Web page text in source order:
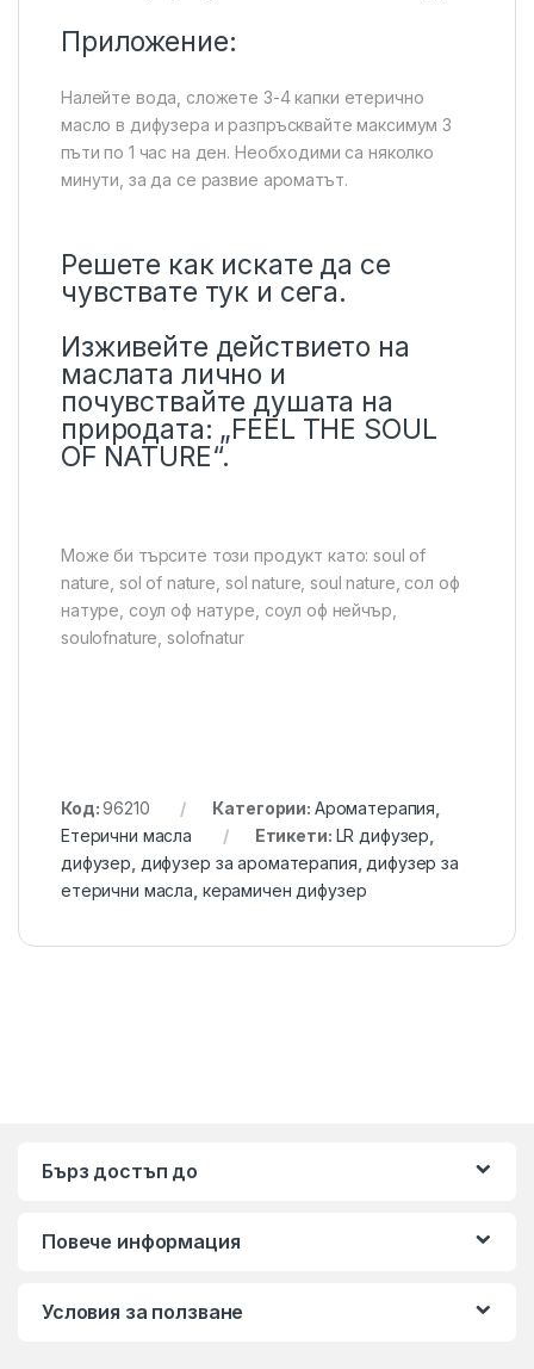
Приложение:
Налейте вода, сложете 3-4 капки етерично
масло в дифузера и разпръсквайте максимум 3
пъти по 1 час на ден. Необходими са няколко
минути, за да се развие ароматът.
Решете как искате да се
чувствате тук и сега.
Изживейте действието на
маслата лично и
почувствайте душата на
природата: „FEEL THE SOUL
OF NATURE“.
Може би търсите този продукт като: soul of
nature, sol of nature, sol nature, soul nature, сол оф
натуре, соул оф натуре, соул оф нейчър,
soulofnature, solofnatur
Код:96210 Категории: Ароматерапия
Етерични масла
Етикети: LR дифузер
дифузер дифузер за ароматерапия дифузер за
етерични масла керамичен дифузер
Бърз достъп до
Повече информация
Условия за ползване